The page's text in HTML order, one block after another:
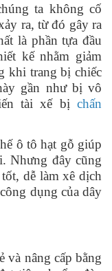
ta không cố
ra, từ đó gây ra
là phần tựa đầu
kế nhằm giảm
khi trang bị chiếc
gần như bị vô
tài xế bị chấn
ô tô hạt gỗ giúp
Nhưng đây cũng
dễ làm xê dịch
dụng của dây
và nâng cấp bằng